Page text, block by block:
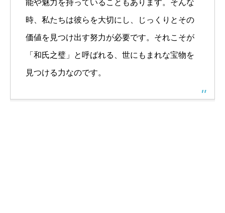
能や魅力を持っていることもあります。そんな
時、私たちは彼らを大切にし、じっくりとその
価値を見つけ出す努力が必要です。それこそが
「和氏之璧」と呼ばれる、世にもまれな宝物を
見つける力なのです。